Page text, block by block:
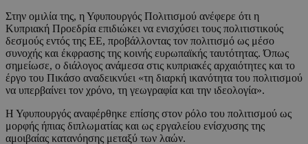
Στην ομιλία της, η Υφυπουργός Πολιτισμού ανέφερε ότι η
Κυπριακή Προεδρία επιδιώκει να ενισχύσει τους πολιτιστικούς
δεσμούς εντός της ΕΕ, προβάλλοντας τον πολιτισμό ως μέσο
συνοχής και έκφρασης της κοινής ευρωπαϊκής ταυτότητας. Όπως
σημείωσε, ο διάλογος ανάμεσα στις κυπριακές αρχαιότητες και το
έργο του Πικάσο αναδεικνύει «τη διαρκή ικανότητα του πολιτισμού
να υπερβαίνει τον χρόνο, τη γεωγραφία και την ιδεολογία».
Η Υφυπουργός αναφέρθηκε επίσης στον ρόλο του πολιτισμού ως
μορφής ήπιας διπλωματίας και ως εργαλείου ενίσχυσης της
αμοιβαίας κατανόησης μεταξύ των λαών.